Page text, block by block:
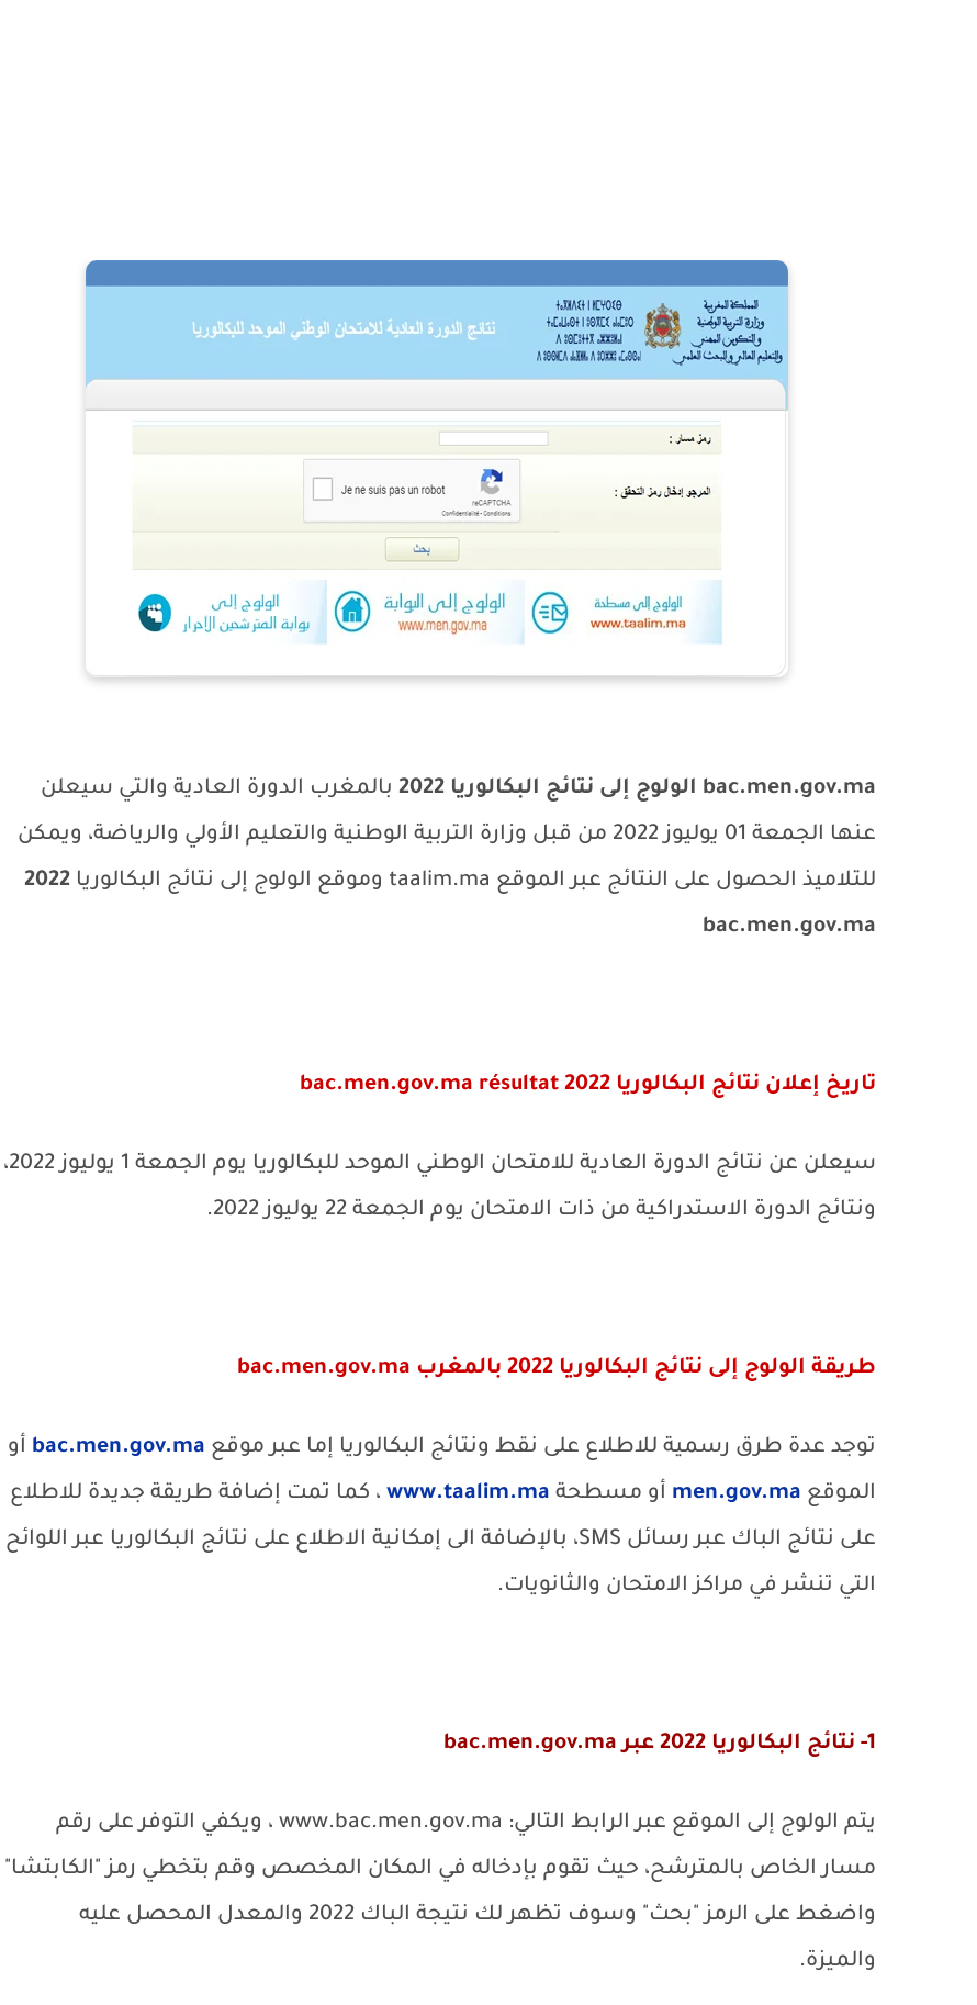
bac.men.gov.ma الولوج إلى نتائج البكالوريا 2022
بالمغرب الدورة العادية والتي سيعلن
عنها الجمعة 01 يوليوز 2022 من قبل وزارة التربية الوطنية والتعليم الأولي والرياضة، ويمكن
للتلاميذ الحصول على النتائج عبر الموقع taalim.ma وموقع الولوج إلى نتائج البكالوريا 2022
bac.men.gov.ma
تاريخ إعلان نتائج البكالوريا 2022 bac.men.gov.ma résultat
سيعلن عن نتائج الدورة العادية للامتحان الوطني الموحد للبكالوريا يوم الجمعة 1 يوليوز 2022،
ونتائج الدورة الاستدراكية من ذات الامتحان يوم الجمعة 22 يوليوز 2022.
طريقة الولوج إلى نتائج البكالوريا 2022 بالمغرب bac.men.gov.ma
توجد عدة طرق رسمية للاطلاع على نقط ونتائج البكالوريا إما عبر موقع bac.men.gov.ma أو
الموقع men.gov.ma أو مسطحة www.taalim.ma ، كما تمت إضافة طريقة جديدة للاطلاع
على نتائج الباك عبر رسائل SMS، بالإضافة الى إمكانية الاطلاع على نتائج البكالوريا عبر اللوائح
التي تنشر في مراكز الامتحان والثانويات.
1- نتائج البكالوريا 2022 عبر bac.men.gov.ma
يتم الولوج إلى الموقع عبر الرابط التالي: www.bac.men.gov.ma ، ويكفي التوفر على رقم
مسار الخاص بالمترشح، حيث تقوم بإدخاله في المكان المخصص وقم بتخطي رمز "الكابتشا"
واضغط على الرمز "بحث" وسوف تظهر لك نتيجة الباك 2022 والمعدل المحصل عليه
والميزة.